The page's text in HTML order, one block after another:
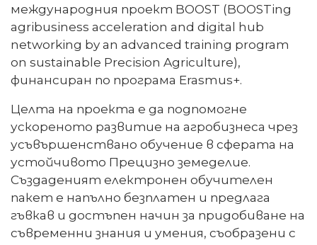
международния проект BOOST (BOOSTing
agribusiness acceleration and digital hub
networking by an advanced training program
on sustainable Precision Agriculture),
финансиран по програма Erasmus+.
Целта на проекта е да подпомогне
ускореното развитие на агробизнеса чрез
усъвършенствано обучение в сферата на
устойчивото Прецизно земеделие.
Създаденият електронен обучителен
пакет е напълно безплатен и предлага
гъвкав и достъпен начин за придобиване на
съвременни знания и умения, съобразени с